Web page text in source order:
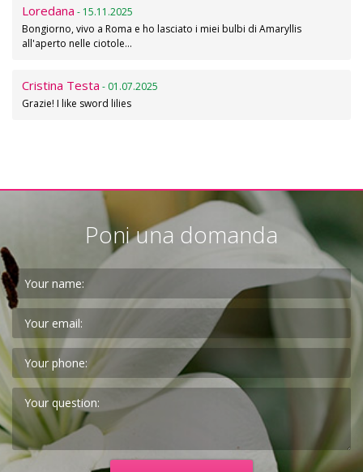
Loredana - 15.11.2025
Bongiorno, vivo a Roma e ho lasciato i miei bulbi di Amaryllis
all'aperto nelle ciotole…
Cristina Testa - 01.07.2025
Grazie! I like sword lilies
Poni una domanda